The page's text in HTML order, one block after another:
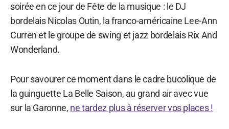
soirée en ce jour de Fête de la musique : le DJ
bordelais Nicolas Outin, la franco-américaine Lee-Ann
Curren et le groupe de swing et jazz bordelais Rix And
Wonderland.
Pour savourer ce moment dans le cadre bucolique de
la guinguette La Belle Saison, au grand air avec vue
sur la Garonne, ne tardez plus à réserver vos places !